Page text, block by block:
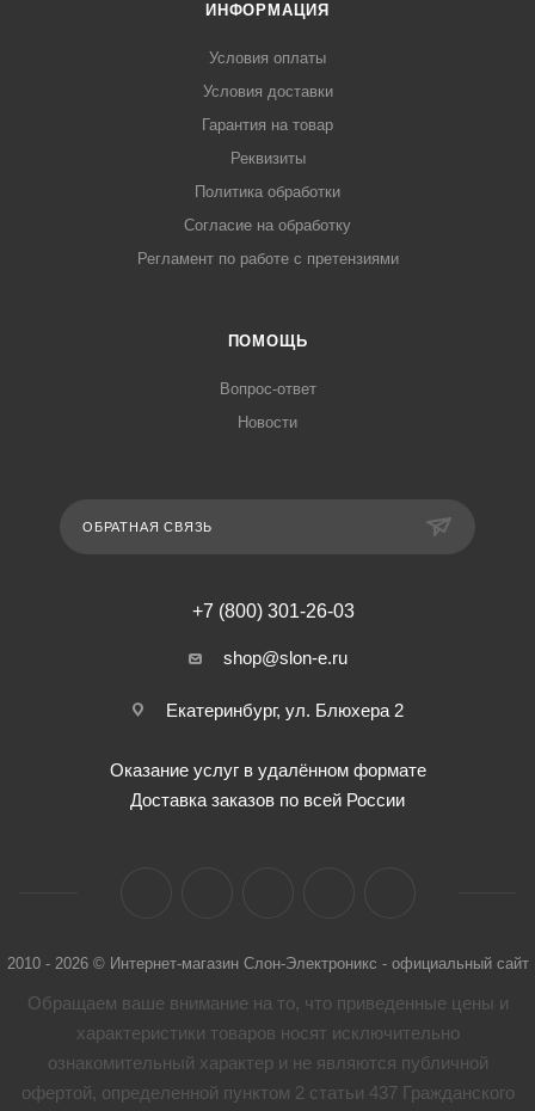
ИНФОРМАЦИЯ
Условия оплаты
Условия доставки
Гарантия на товар
Реквизиты
Политика обработки
Согласие на обработку
Регламент по работе с претензиями
ПОМОЩЬ
Вопрос-ответ
Новости
ОБРАТНАЯ СВЯЗЬ
+7 (800) 301-26-03
shop@slon-e.ru
Екатеринбург, ул. Блюхера 2
Оказание услуг в удалённом формате
Доставка заказов по всей России
2010 - 2026 © Интернет-магазин Слон-Электроникс - официальный сайт
Обращаем ваше внимание на то, что приведенные цены и
характеристики товaров носят исключительно
ознакомительный характер и не являются публичной
офертой, определенной пунктом 2 статьи 437 Гражданского